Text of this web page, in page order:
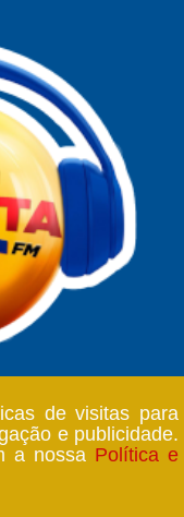
de visitas para
e publicidade.
a nossa Política e
- 99,9 - Todos os